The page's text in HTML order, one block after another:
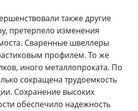
также другие
претерпело изменения
Сваренные швеллеры
профилем. То же
иного металлопроката. По
сокращена трудоемкость
Сохранение высоких
обеспечило надежность